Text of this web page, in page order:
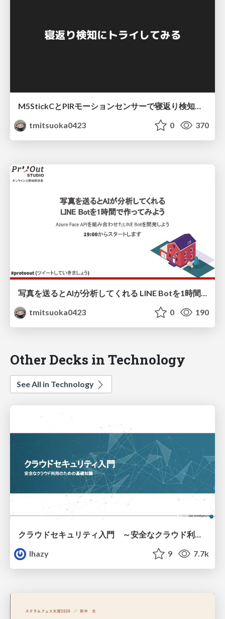
M5StickCとPIRモーションセンサーで寝返り検知にトライしてみる
tmitsuoka0423
0 370
写真を送るとAIが分析してくれる LINE Botを1時間で作ってみよう
tmitsuoka0423
0 190
Other Decks in Technology
See All in Technology
lhazy
9 7.7k